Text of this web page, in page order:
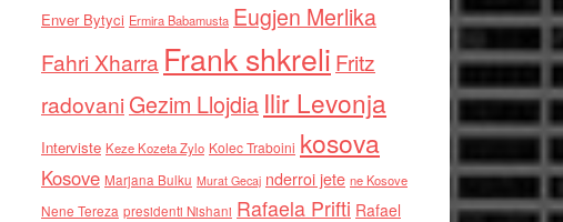
Enver Bytyci Ermira Babamusta Eugjen Merlika
Fahri Xharra Frank shkreli Fritz
radovaniGezim Llojdia Ilir Levonja
Interviste Keze Kozeta Zylo Kolec Traboini kosova
Kosove Marjana Bulku Murat Gecaj nderroi jete ne Kosove
Nene Tereza presidenti Nishani Rafaela Prifti Rafael